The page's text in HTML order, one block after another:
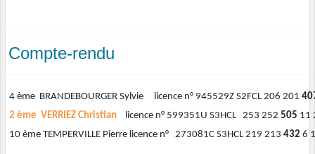
Compte-rendu
4 ème BRANDEBOURGER Sylvie licence n° 945529Z S2FCL 206 201
2 ème VERRIEZ Christian licence n° 599351U S3HCL 253 252 505 11
10 ème TEMPERVILLE Pierre licence n° 273081C S3HCL 219 213 432 6